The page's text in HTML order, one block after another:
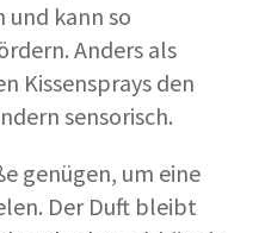
und kann so
Anders als
Kissensprays den
sensorisch.
genügen, um eine
Der Duft bleibt